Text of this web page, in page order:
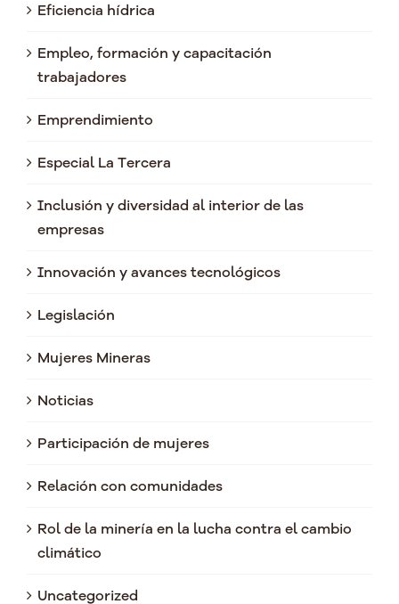
Eficiencia hídrica
Empleo, formación y capacitación
trabajadores
Emprendimiento
Especial La Tercera
Inclusión y diversidad al interior de las
empresas
Innovación y avances tecnológicos
Legislación
Mujeres Mineras
Noticias
Participación de mujeres
Relación con comunidades
Rol de la minería en la lucha contra el cambio
climático
Uncategorized